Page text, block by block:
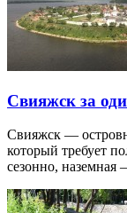
Свияжск за
Свияжск —
который требует
сезонно,